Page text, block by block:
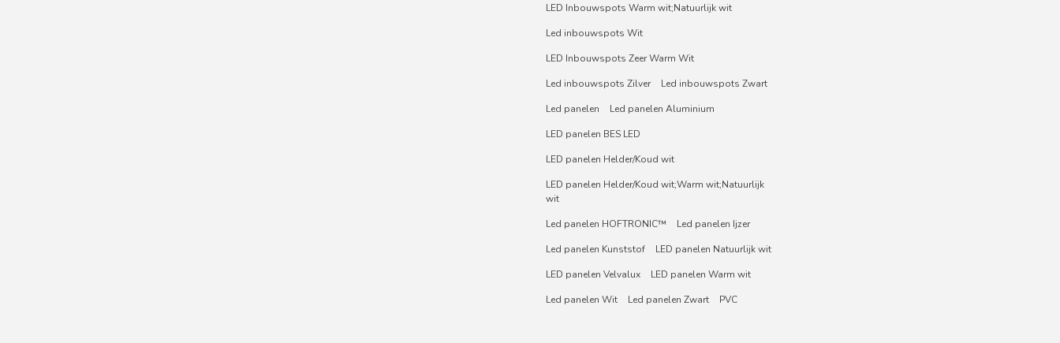
LED Inbouwspots Warm wit;Natuurlijk wit
Led inbouwspots Wit
LED Inbouwspots Zeer Warm Wit
Led inbouwspots Zilver
Led inbouwspots Zwart
Led panelen
Led panelen Aluminium
LED panelen BES LED
LED panelen Helder/Koud wit
LED panelen Helder/Koud wit;Warm wit;Natuurlijk
wit
Led panelen HOFTRONIC™
Led panelen Ijzer
Led panelen Kunststof
LED panelen Natuurlijk wit
LED panelen Velvalux
LED panelen Warm wit
Led panelen Wit
Led panelen Zwart PVC